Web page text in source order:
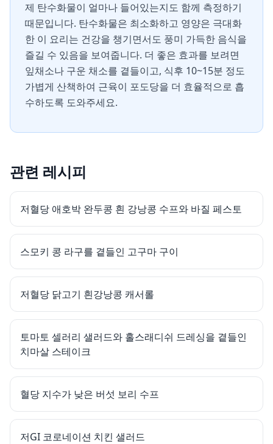
제 탄수화물이 얼마나 들어있는지도 함께 측정하기
때문입니다. 탄수화물은 최소화하고 영양은 극대화
한 이 요리는 건강을 챙기면서도 풍미 가득한 음식을
즐길 수 있음을 보여줍니다. 더 좋은 효과를 보려면
잎채소나 구운 채소를 곁들이고, 식후 10~15분 정도
가볍게 산책하여 근육이 포도당을 더 효율적으로 흡
수하도록 도와주세요.
관련 레시피
저혈당 애호박 완두콩 흰 강낭콩 수프와 바질 페스토
스모키 콩 라구를 곁들인 고구마 구이
저혈당 닭고기 흰강낭콩 캐서롤
토마토 셀러리 샐러드와 홀스래디쉬 드레싱을 곁들인
치마살 스테이크
혈당 지수가 낮은 버섯 보리 수프
저GI 코로네이션 치킨 샐러드